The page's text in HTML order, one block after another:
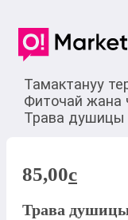
Тамактануу
Фиточай жана
Трава душицы
85,00c
Трава